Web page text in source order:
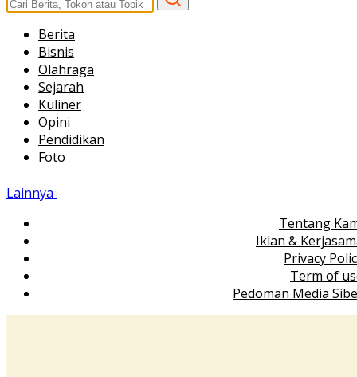
Berita
Bisnis
Olahraga
Sejarah
Kuliner
Opini
Pendidikan
Foto
Lainnya
Tentang
Iklan &
Privacy
Term of
Pedoman Media